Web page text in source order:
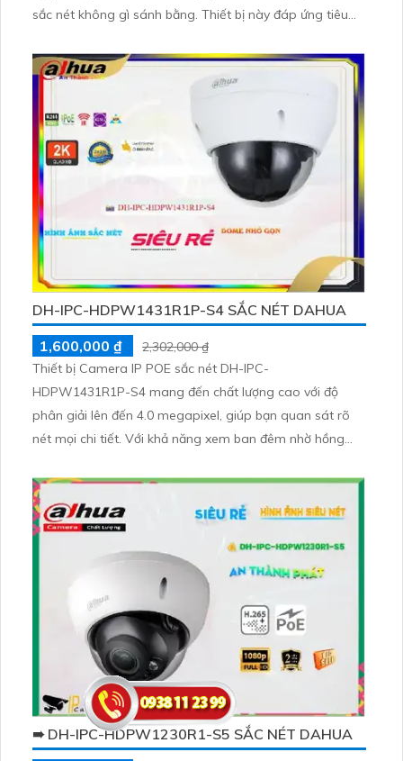
sắc nét không gì sánh bằng. Thiết bị này đáp ứng tiêu
Hồng Ngoại 30m
DH-IPC-HDPW1431R1P-S4 SẮC NÉT DAHUA
1,600,000 ₫
2,302,000 ₫
Thiết bị Camera IP POE sắc nét DH-IPC-
HDPW1431R1P-S4 mang đến chất lượng cao với độ
phân giải lên đến 4.0 megapixel, giúp bạn quan sát rõ
nét mọi chi tiết. Với khả năng xem ban đêm nhờ hồng
nghệ IP POE hiện đại, camera không giảm chất lượng và
tương thích với chuẩn ONVIF
➠ DH-IPC-HDPW1230R1-S5 SẮC NÉT DAHUA